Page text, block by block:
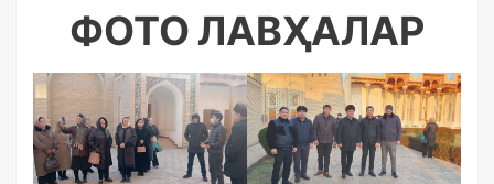
ФОТО ЛАВҲАЛАР